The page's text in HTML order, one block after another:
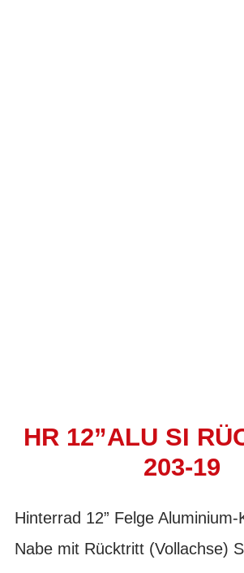
HR 12”ALU SI
203-19
Hinterrad 12” Felge
Nabe mit Rücktritt (Vollachse)